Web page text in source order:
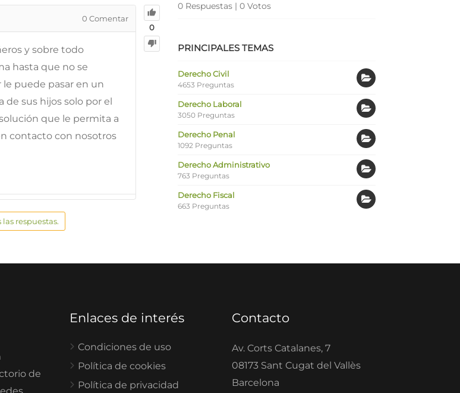
0
0 Comentar
y sobre todo
hasta que no se
puede pasar en un
sus hijos solo por el
que le permita a
contacto con nosotros
las respuestas.
0 Respuestas | 0 Votos
PRINCIPALES TEMAS
Derecho Civil
4653 Preguntas
Derecho Laboral
3050 Preguntas
Derecho Penal
1092 Preguntas
Derecho Administrativo
763 Preguntas
Derecho Fiscal
663 Preguntas
de
Enlaces de interés
Condiciones de uso
Política de cookies
Política de privacidad
Contacto
Av. Corts Catalanes, 7
08173 Sant Cugat del Vallès
Barcelona